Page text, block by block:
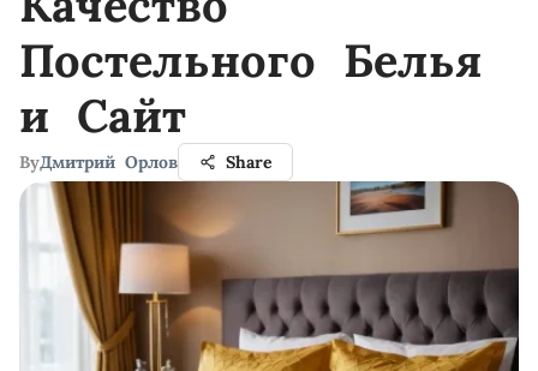
Постельного Белья
и Сайт
ByДмитрий Орлов Share